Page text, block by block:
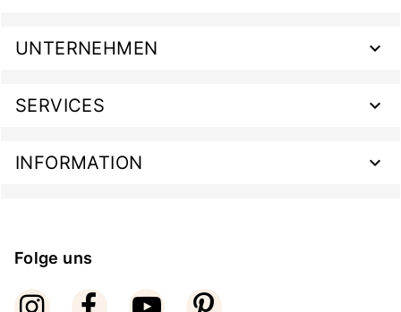
UNTERNEHMEN
SERVICES
INFORMATION
Folge uns